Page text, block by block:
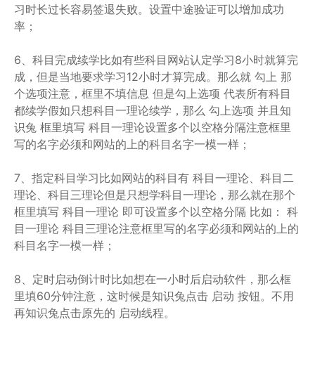
习时长过长容易签退失败。设置中途验证可以增加成功
率；
6、科目完成续学比如有些科目网站认定学习8小时就算完
成，但是当地要求学习12小时才算完成。那么就 勾上 那
个选项注意，框里不填信息 但是勾上选项 代表所有科目
都续学假如只想科目一理论续学，那么 勾上选项 并且知
识兔 框里填写 科目一理论设置多个以空格分隔注意框里
写的名字必须和网站的上的科目名字一模一样；
7、指定科目学习比如网站的科目有 科目一理论、科目二
理论、科目三理论但是只想学科目一理论，那么就在那个
框里填写 科目一理论 即可设置多个以空格分隔 比如： 科
目一理论 科目三理论注意框里写的名字必须和网站的上的
科目名字一模一样；
8、定时启动倒计时比如想在一小时后启动软件，那么框
里填60分钟注意，这时候是知识兔点击 启动 按钮。不用
再知识兔点击原先的 启动线程。